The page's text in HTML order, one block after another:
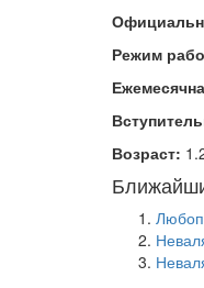
Режим
Возраст: